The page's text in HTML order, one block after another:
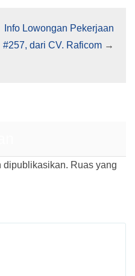
Info Lowongan Pekerjaan
#257, dari CV. Raficom →
dipublikasikan. Ruas yang